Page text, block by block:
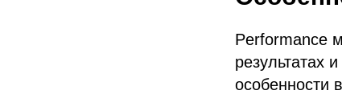
Performance
результатах
особенности